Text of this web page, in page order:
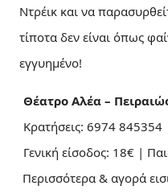
Ντρέικ και να
τίποτα δεν είναι όπως
εγγυημένο!
Θέατρο Αλέα –
Κρατήσεις: 6974 845354
Γενική είσοδος: 18€ |
Περισσότερα & αγορά